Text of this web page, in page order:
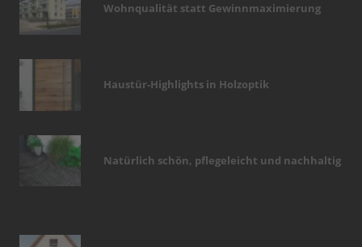
Wohnqualität statt Gewinnmaximierung
Haustür-Highlights in Holzoptik
Natürlich schön, pflegeleicht und nachhaltig